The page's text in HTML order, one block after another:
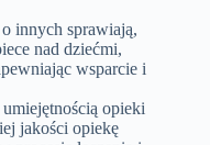
innych sprawiają,
nad dziećmi,
wsparcie i
opieki
jakości opiekę